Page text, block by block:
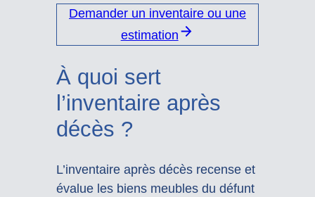
Demander un inventaire ou une
estimation
À quoi sert
l’inventaire après
décès ?
L’inventaire après décès recense et
évalue les biens meubles du défunt